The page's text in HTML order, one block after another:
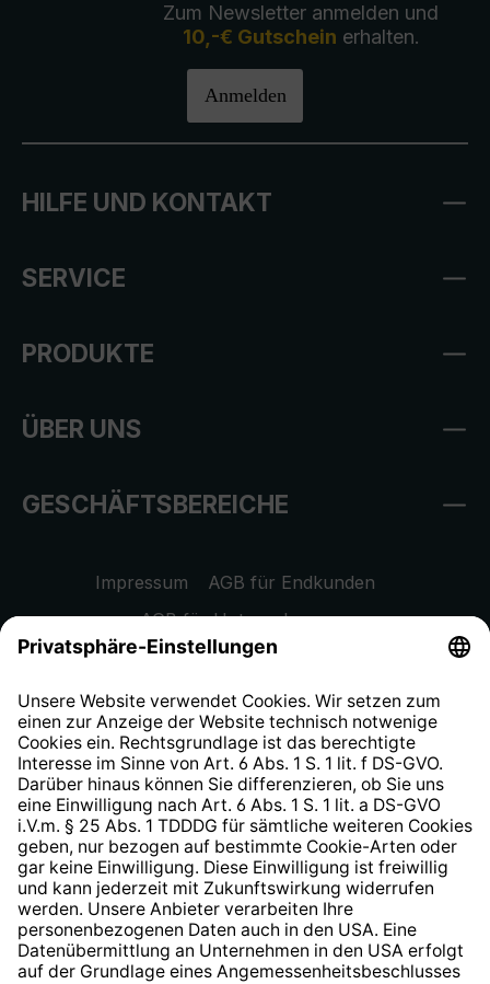
Zum Newsletter anmelden und
10,-€ Gutschein erhalten.
Anmelden
HILFE UND KONTAKT
SERVICE
PRODUKTE
ÜBER UNS
GESCHÄFTSBEREICHE
Impressum
AGB für Endkunden
AGB für Unternehmen
Datenschutzhinweis
Widerrufsrecht
Hinweisgeberschutzsystem
Barrierefreiheit